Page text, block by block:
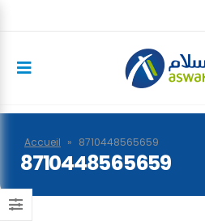
Accueil » 8710448565659
8710448565659